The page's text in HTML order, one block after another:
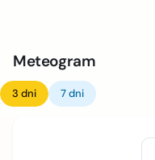
Meteogram
3 dni 7 dni